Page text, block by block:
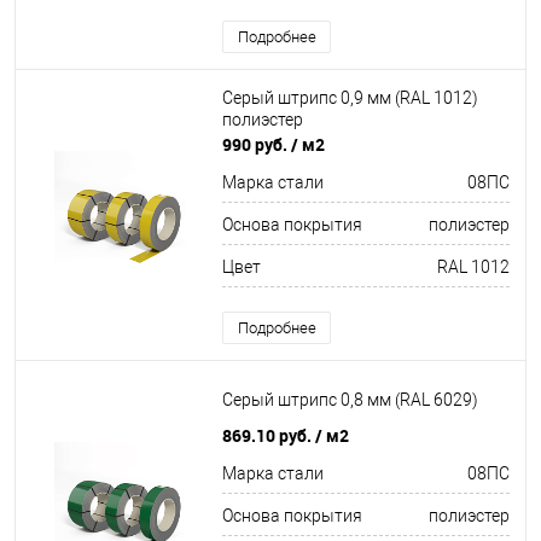
Подробнее
Серый штрипс 0,9 мм (RAL 1012)
полиэстер
990 руб. / м2
Марка стали 08ПС
Основа покрытия полиэстер
Цвет RAL 1012
Подробнее
Серый штрипс 0,8 мм (RAL 6029)
869.10 руб. / м2
Марка стали 08ПС
Основа покрытия полиэстер